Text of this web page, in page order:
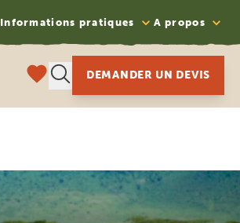
Informations pratiques A propos
DEMANDER UN DEVIS